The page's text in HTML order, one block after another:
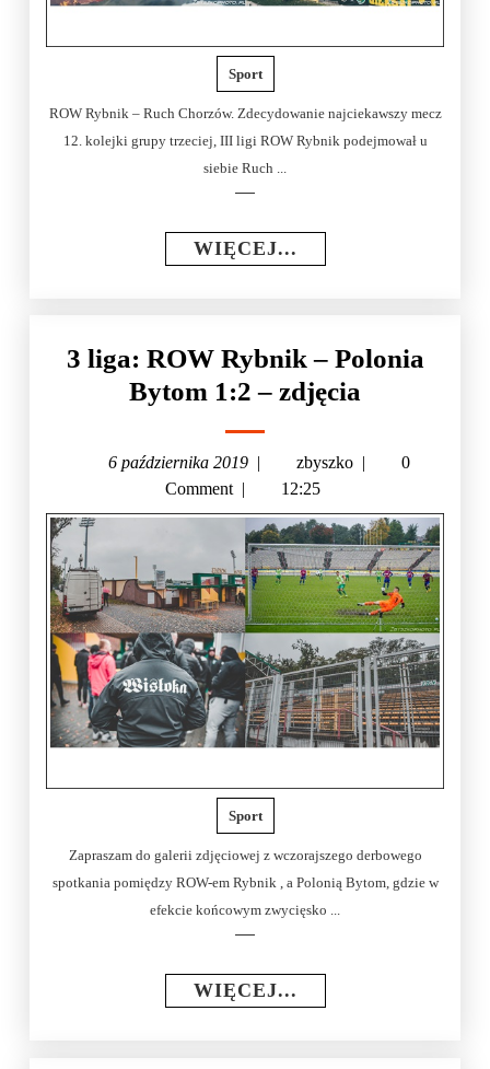
Sport
ROW Rybnik – Ruch Chorzów. Zdecydowanie najciekawszy mecz
12. kolejki grupy trzeciej, III ligi ROW Rybnik podejmował u
siebie Ruch ...
WIĘCEJ...
3 liga: ROW Rybnik – Polonia
Bytom 1:2 – zdjęcia
6 października 2019 | zbyszko |
0
Comment | 12:25
Sport
Zapraszam do galerii zdjęciowej z wczorajszego derbowego
spotkania pomiędzy ROW-em Rybnik , a Polonią Bytom, gdzie w
efekcie końcowym zwycięsko ...
WIĘCEJ...